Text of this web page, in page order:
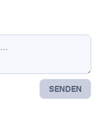
SENDEN